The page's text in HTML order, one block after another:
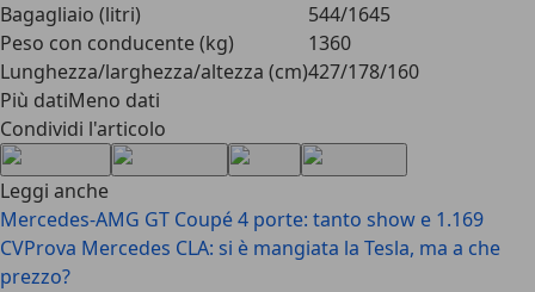
Bagagliaio (litri)
544/1645
Peso con conducente (kg)
1360
Lunghezza/larghezza/altezza (cm)427/178/160
Più datiMeno dati
Condividi l'articolo
Leggi anche
Mercedes-AMG GT Coupé 4 porte: tanto show e 1.169
CVProva Mercedes CLA: si è mangiata la Tesla, ma a che
prezzo?